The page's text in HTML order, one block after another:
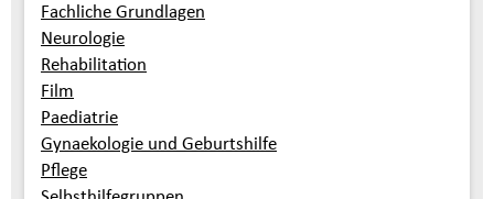
Fachliche Grundlagen
Neurologie
Rehabilitation
Film
Paediatrie
Gynaekologie und Geburtshilfe
Pflege